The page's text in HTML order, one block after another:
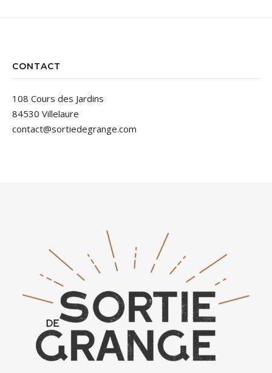
CONTACT
108 Cours des Jardins
84530 Villelaure
contact@sortiedegrange.com